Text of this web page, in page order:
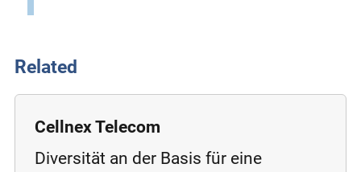
Related
Cellnex Telecom
Diversität an der Basis für eine